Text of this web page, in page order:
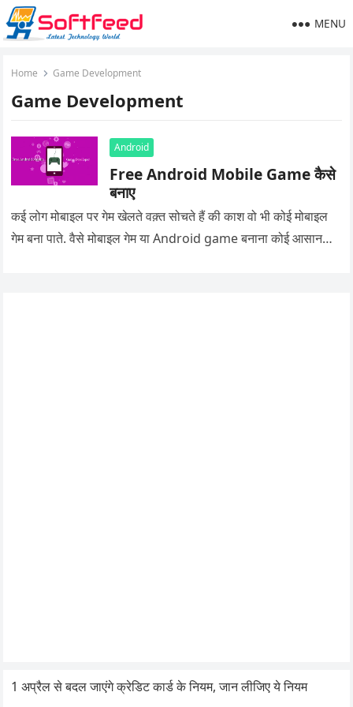
MENU
Home Game Development
Game Development
Android
Free Android Mobile Game कैसे
बनाए
कई लोग मोबाइल पर गेम खेलते वक़्त सोचते हैं की काश वो भी कोई मोबाइल
गेम बना पाते. वैसे मोबाइल गेम या Android game बनाना कोई आसान…
1 अप्रैल से बदल जाएंगे क्रेडिट कार्ड के नियम, जान लीजिए ये नियम